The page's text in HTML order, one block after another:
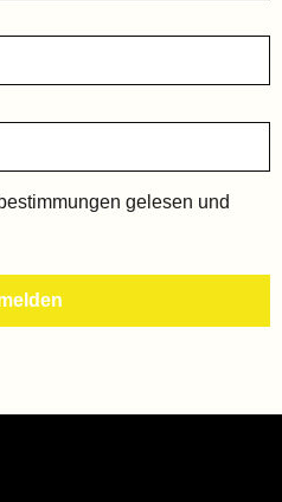
gelesen und